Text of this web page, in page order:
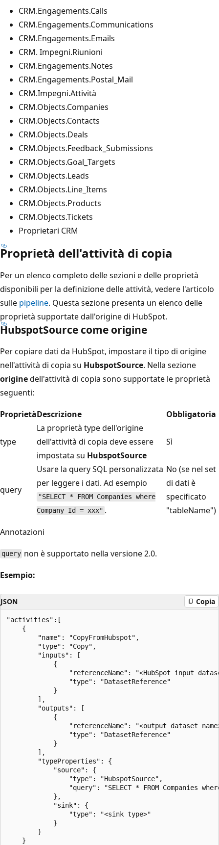
CRM.Engagements.Calls
CRM.Engagements.Communications
CRM.Engagements.Emails
CRM. Impegni.Riunioni
CRM.Engagements.Notes
CRM.Engagements.Postal_Mail
CRM.Impegni.Attività
CRM.Objects.Companies
CRM.Objects.Contacts
CRM.Objects.Deals
CRM.Objects.Feedback_Submissions
CRM.Objects.Goal_Targets
CRM.Objects.Leads
CRM.Objects.Line_Items
CRM.Objects.Products
CRM.Objects.Tickets
Proprietari CRM
Proprietà dell'attività di copia
Per un elenco completo delle sezioni e delle proprietà
disponibili per la definizione delle attività, vedere l'articolo
sulle pipeline. Questa sezione presenta un elenco delle
proprietà supportate dall'origine di HubSpot.
HubspotSource come origine
Per copiare dati da HubSpot, impostare il tipo di origine
nell'attività di copia su HubspotSource. Nella sezione
originedell'attività di copia sono supportate le proprietà
seguenti:
ProprietàDescrizione Obbligatoria
type
La proprietà type dell'origine
dell'attività di copia deve essere
impostata su HubspotSource
Sì
query
Usare la query SQL personalizzata
per leggere i dati. Ad esempio
"SELECT * FROM Companies where
Company_Id = xxx" .
No (se nel set
di dati è
specificato
"tableName")
Annotazioni
query non è supportato nella versione 2.0.
Esempio:
JSON Copia
"activities":[
    {
        "name": "CopyFromHubspot",
        "type": "Copy",
        "inputs": [
            {
"referenceName": "<HubSpot input
                "type": "DatasetReference"
            }
        ],
        "outputs": [
            {
"referenceName": "<output dataset
                "type": "DatasetReference"
            }
        ],
        "typeProperties": {
            "source": {
                "type": "HubspotSource",
"query": "SELECT * FROM Companies
            },
            "sink": {
                "type": "<sink type>"
            }
        }
    }